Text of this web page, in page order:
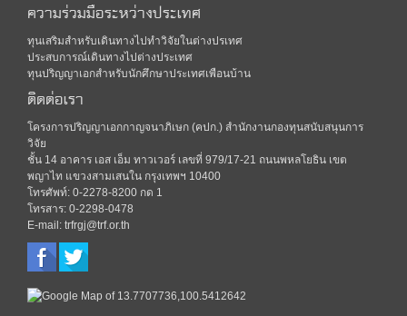
ความร่วมมือระหว่างประเทศ
ทุนเสริมสำหรับเดินทางไปทำวิจัยในต่างปรเทศ
ประสบการณ์เดินทางไปต่างประเทศ
ทุนปริญญาเอกสำหรับนักศึกษาประเทศเพือนบ้าน
ติดต่อเรา
โครงการปริญญาเอกกาญจนาภิเษก (คปก.) สำนักงานกองทุนสนับสนุนการ
วิจัย
ชั้น 14 อาคาร เอส เอ็ม ทาวเวอร์ เลขที่ 979/17-21 ถนนพหลโยธิน เขต
พญาไท แขวงสามเสนใน กรุงเทพฯ 10400
โทรศัพท์: 0-2278-8200 กด 1
โทรสาร: 0-2298-0478
E-mail: trfrgj@trf.or.th